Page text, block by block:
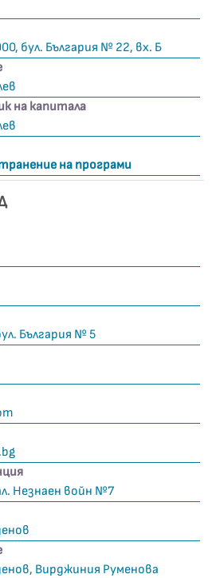
бул. България № 22, вх. Б
на капитала
на програми
България № 5
Незнаен войн №7
Вирджиния Руменова